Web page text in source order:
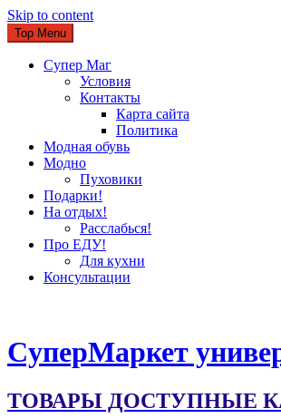
Skip to content
Top Menu
Супер Маг
Условия
Контакты
Карта сайта
Политика
Модная обувь
Модно
Пуховики
Подарки!
На отдых!
Расслабься!
Про ЕДУ!
Для кухни
Консультации
CуперМаркет
ТОВАРЫ ДОСТУПНЫЕ